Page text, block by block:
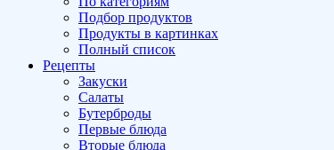
Подбор продуктов
Продукты в картинках
Полный список
Рецепты
Закуски
Салаты
Бутерброды
Первые блюда
Вторые блюда